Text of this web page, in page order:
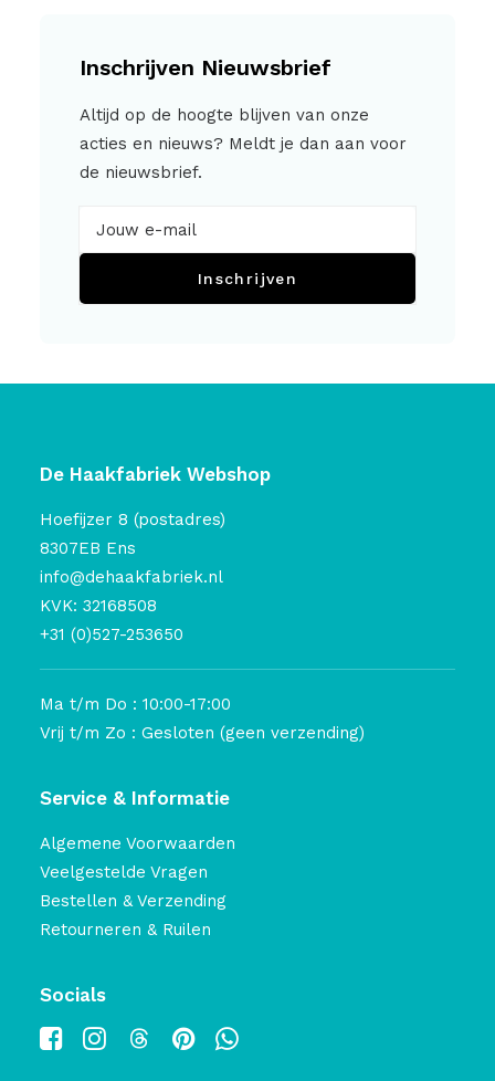
Inschrijven Nieuwsbrief
Altijd op de hoogte blijven van onze
acties en nieuws? Meldt je dan aan voor
de nieuwsbrief.
Inschrijven
De Haakfabriek Webshop
Hoefijzer 8 (postadres)
8307EB Ens
info@dehaakfabriek.nl
KVK: 32168508
+31 (0)527-253650
Ma t/m Do : 10:00-17:00
Vrij t/m Zo : Gesloten (geen verzending)
Service & Informatie
Algemene Voorwaarden
Veelgestelde Vragen
Bestellen & Verzending
Retourneren & Ruilen
Socials